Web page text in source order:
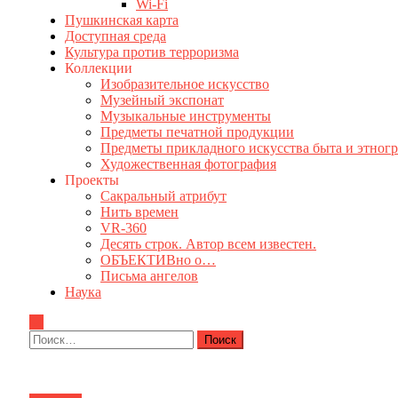
Wi-Fi
Пушкинская карта
Доступная среда
Культура против терроризма
Коллекции
Изобразительное искусство
Музейный экспонат
Музыкальные инструменты
Предметы печатной продукции
Предметы прикладного искусства быта и
Художественная фотография
Проекты
Сакральный атрибут
Нить времен
VR-360
Десять строк. Автор всем известен.
ОБЪЕКТИВно о…
Письма ангелов
Наука
Найти: